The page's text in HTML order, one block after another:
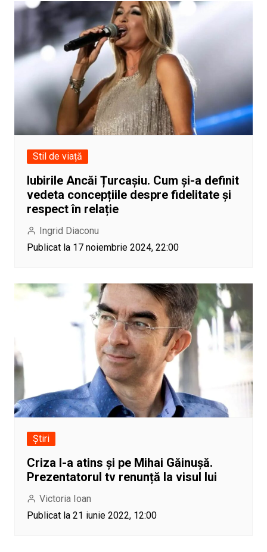
Stil de viață
Iubirile Ancăi Țurcașiu. Cum și-a definit
vedeta concepțiile despre fidelitate și
respect în relație
Ingrid Diaconu
Publicat la 17 noiembrie 2024, 22:00
Știri
Criza l-a atins și pe Mihai Găinușă.
Prezentatorul tv renunță la visul lui
Victoria Ioan
Publicat la 21 iunie 2022, 12:00